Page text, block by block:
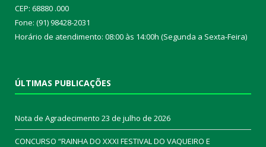
CEP: 68880 .000
Fone: (91) 98428-2031
Horário de atendimento: 08:00 às 14:00h (Segunda a Sexta-Feira)
ÚLTIMAS PUBLICAÇÕES
Nota de Agradecimento 23 de julho de 2026
CONCURSO “RAINHA DO XXXI FESTIVAL DO VAQUEIRO E